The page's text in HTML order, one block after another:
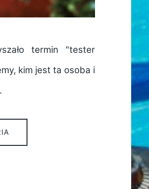
termin "tester
kim jest ta osoba i